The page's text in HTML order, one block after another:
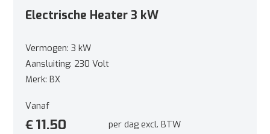
Electrische Heater 3 kW
Vermogen: 3 kW
Aansluiting: 230 Volt
Merk: BX
Vanaf
€11.50 per dag excl. BTW